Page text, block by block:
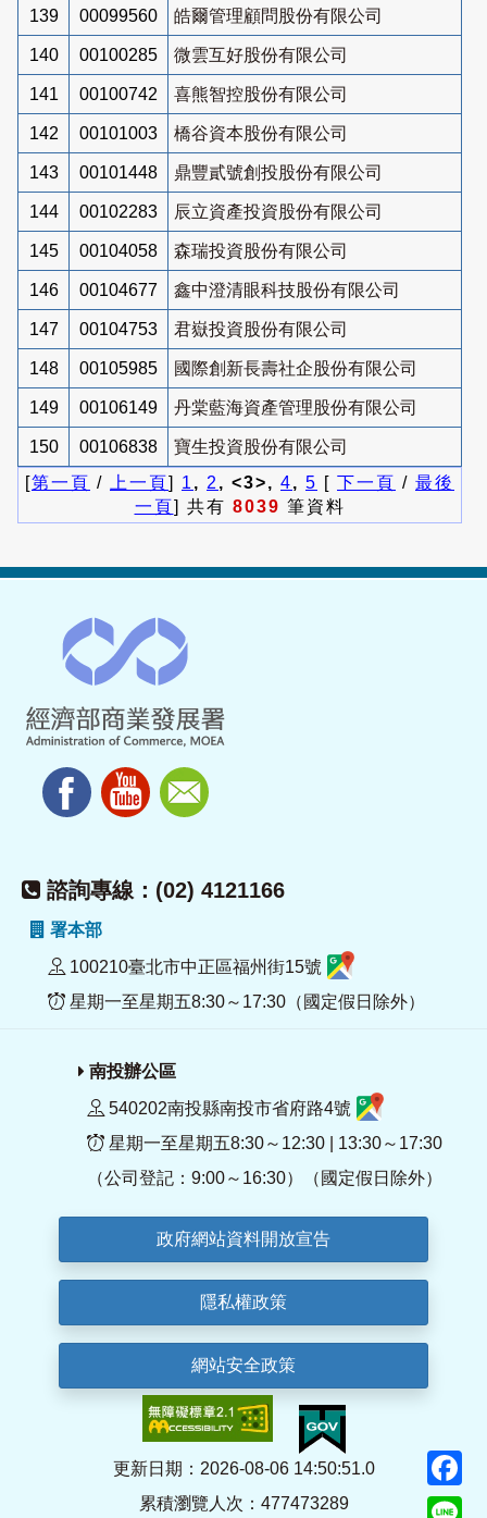
139 00099560 皓爾管理顧問股份有限公司
140 00100285 微雲互好股份有限公司
141 00100742 喜熊智控股份有限公司
142 00101003 橋谷資本股份有限公司
143 00101448 鼎豐貳號創投股份有限公司
144 00102283 辰立資產投資股份有限公司
145 00104058 森瑞投資股份有限公司
146 00104677 鑫中澄清眼科技股份有限公司
147 00104753 君嶽投資股份有限公司
148 00105985 國際創新長壽社企股份有限公司
149 00106149 丹棠藍海資產管理股份有限公司
150 00106838
寶生投資股份有限公司
[第一頁 / 上一頁] 1 , 2 , <3>, 4, 5 [ 下一頁 / 最後
一頁] 共有 8039 筆資料
諮詢專線：(02) 4121166
署本部
100210臺北市中正區福州街15號
星期一至星期五8:30～17:30（國定假日除外）
南投辦公區
540202南投縣南投市省府路4號
星期一至星期五8:30～12:30 | 13:30～17:30
（公司登記：9:00～16:30）（國定假日除外）
政府網站資料開放宣告
隱私權政策
網站安全政策
更新日期：2026-08-06 14:50:51.0
累積瀏覽人次：477473289